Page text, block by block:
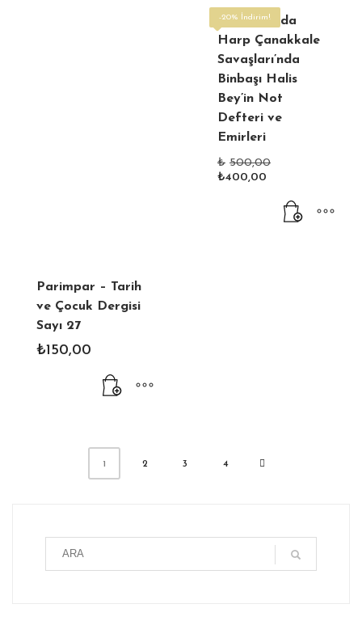
-20% İndirim!
Arıburnu’nda
Harp Çanakkale
Savaşları’nda
Binbaşı Halis
Bey’in Not
Defteri ve
Emirleri
₺ 500,00
₺400,00
fiyat:
₺400,00.
Parimpar – Tarih
ve Çocuk Dergisi
Sayı 27
₺150,00
1 2 3 4